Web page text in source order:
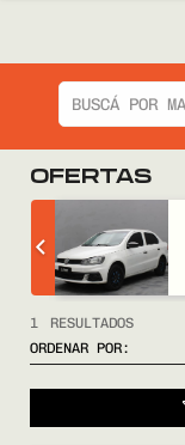
OFERTAS
1
RESULTADOS
ORDENAR POR: